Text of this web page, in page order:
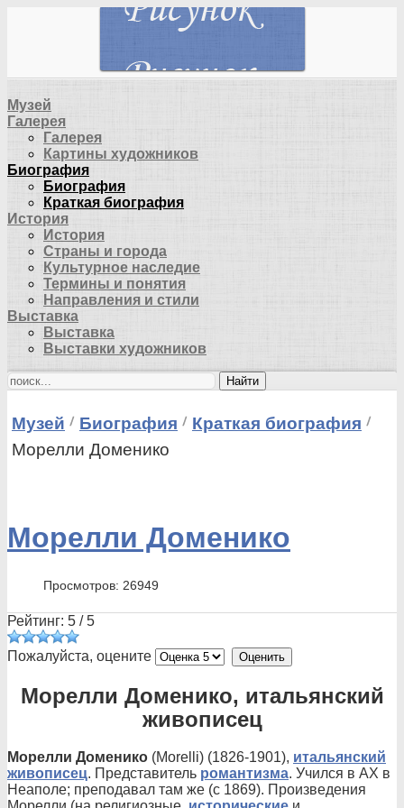
Музей
Галерея
Галерея
Картины художников
Биография
Биография
Краткая биография
История
История
Страны и города
Культурное наследие
Термины и понятия
Направления и стили
Выставка
Выставка
Выставки художников
Найти
Музей Биография
Краткая биография
Морелли Доменико
Морелли Доменико
Просмотров: 26949
Рейтинг: 5 /5
Пожалуйста, оцените
Морелли Доменико, итальянский
живописец
Морелли Доменико (Morelli) (1826-1901), итальянский
живописец. Представитель романтизма. Учился в АХ в
Неаполе; преподавал там же (с 1869). Произведения